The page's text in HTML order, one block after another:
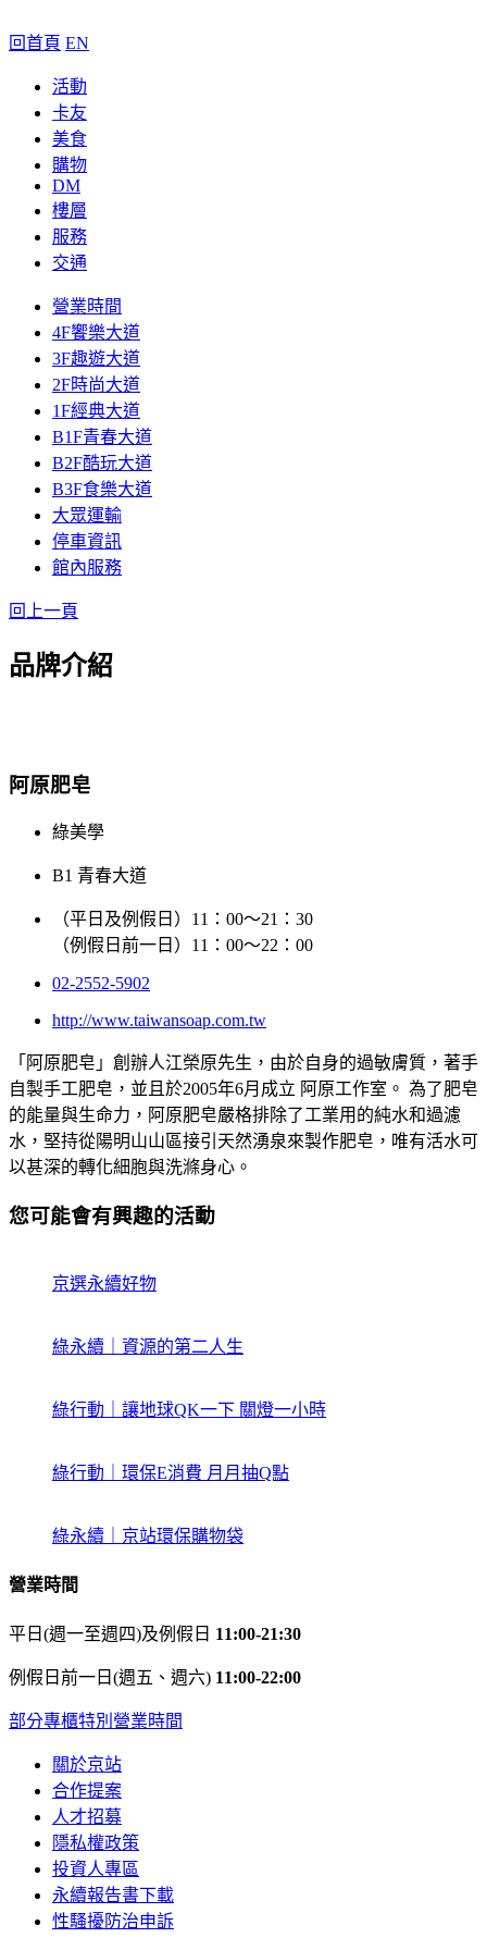
回首頁 EN
活動
卡友
美食
購物
DM
樓層
服務
交通
營業時間
4F饗樂大道
3F趣遊大道
2F時尚大道
1F經典大道
B1F青春大道
B2F酷玩大道
B3F食樂大道
大眾運輸
停車資訊
館內服務
回上一頁
品牌介紹
阿原肥皂
綠美學
B1 青春大道
（平日及例假日）11：00～21：30
（例假日前一日）11：00～22：00
02-2552-5902
http://www.taiwansoap.com.tw
「阿原肥皂」創辦人江榮原先生，由於自身的過敏膚質，著手
自製手工肥皂，並且於2005年6月成立 阿原工作室。 為了肥皂
的能量與生命力，阿原肥皂嚴格排除了工業用的純水和過濾
水，堅持從陽明山山區接引天然湧泉來製作肥皂，唯有活水可
以甚深的轉化細胞與洗滌身心。
您可能會有興趣的活動
京選永續好物
綠永續｜資源的第二人生
綠行動｜讓地球QK一下 關燈一小時
綠行動｜環保E消費 月月抽Q點
綠永續｜京站環保購物袋
營業時間
平日(週一至週四)及例假日 11:00-21:30
例假日前一日(週五、週六) 11:00-22:00
部分專櫃特別營業時間
關於京站
合作提案
人才招募
隱私權政策
投資人專區
永續報告書下載
性騷擾防治申訴